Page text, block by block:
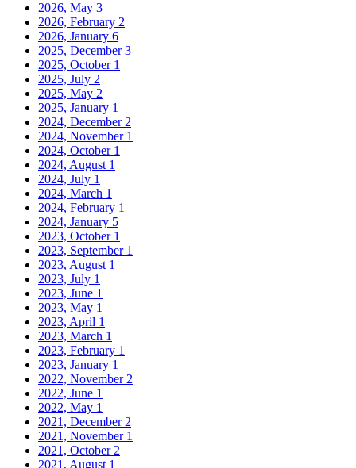
2026, May 3
2026, February 2
2026, January 6
2025, December3
2025, October 1
2025, July 2
2025, May 2
2025, January 1
2024, December 2
2024, November 1
2024, October 1
2024, August 1
2024, July 1
2024, March 1
2024, February 1
2024, January 5
2023, October 1
2023, September 1
2023, August 1
2023, July 1
2023, June 1
2023, May 1
2023, April 1
2023, March 1
2023, February 1
2023, January 1
2022, November 2
2022, June 1
2022, May 1
2021, December 2
2021, November 1
2021, October 2
2021, August 1